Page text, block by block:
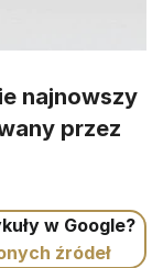
najnowszy
przez
w Google?
źródeł